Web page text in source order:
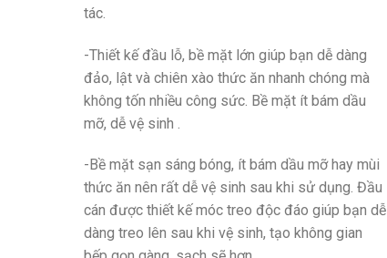
tác.
-Thiết kế đầu lỗ, bề mặt lớn giúp bạn dễ dàng
đảo, lật và chiên xào thức ăn nhanh chóng mà
không tốn nhiều công sức. Bề mặt ít bám dầu
mỡ, dễ vệ sinh .
-Bề mặt sạn sáng bóng, ít bám dầu mỡ hay mùi
thức ăn nên rất dễ vệ sinh sau khi sử dụng. Đầu
cán được thiết kế móc treo độc đáo giúp bạn dễ
dàng treo lên sau khi vệ sinh, tạo không gian